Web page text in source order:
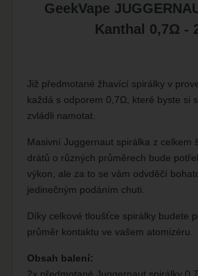
GeekVape
Kanthal 0,7Ω -
Již předmotané žhavící spirálky v
každá s odporem 0,7Ω, které byste si
zvládli namotat.
Masivní Juggernaut spirálka z celkem
drátů o různých průměrech bude
výkon, ale za to se vám odvděčí
jedinečným podáním chuti.
Díky celkové tloušťce spirálky budete
průměr kontaktu ve vašem atomizéru.
Obsah balení: